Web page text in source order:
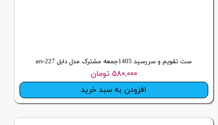
ست تقویم و سررسید 1405جمعه مشترک مدل دابل ars-227
۵۸۰,۰۰۰ تومان
افزودن به سبد خرید